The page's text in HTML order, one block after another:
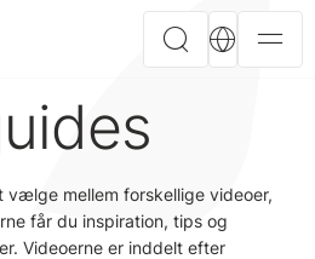
vælge mellem forskellige videoer,
får du inspiration, tips og
Videoerne er inddelt efter